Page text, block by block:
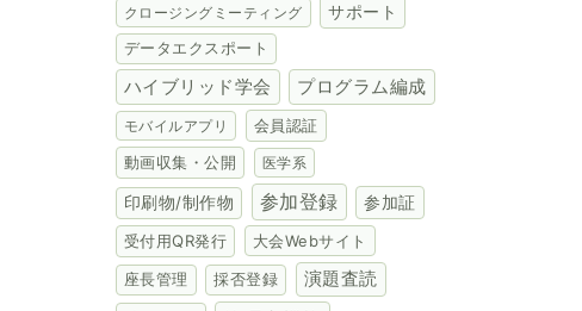
クロージングミーティング サポート
データエクスポート
ハイブリッド学会 プログラム編成
モバイルアプリ
会員認証
動画収集・公開
医学系
印刷物/制作物 参加登録 参加証
受付用QR発行 大会Webサイト
座長管理 採否登録 演題査読